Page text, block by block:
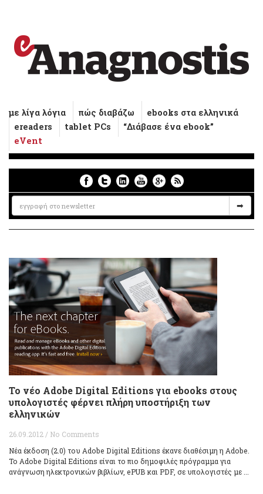
με λίγα λόγια πώς διαβάζω
ebooks στα ελληνικά
ereaders
tablet PCs
“Διάβασε ένα ebook”
eVent
Το νέο Adobe Digital Editions για ebooks στους
υπολογιστές φέρνει πλήρη υποστήριξη των
ελληνικών
26.09.2012 / No Comments
Νέα έκδοση (2.0) του Adobe Digital Editions έκανε διαθέσιμη η Adobe.
Το Adobe Digital Editions είναι το πιο δημοφιλές πρόγραμμα για
ανάγνωση ηλεκτρονικών βιβλίων, ePUB και PDF, σε υπολογιστές με ...